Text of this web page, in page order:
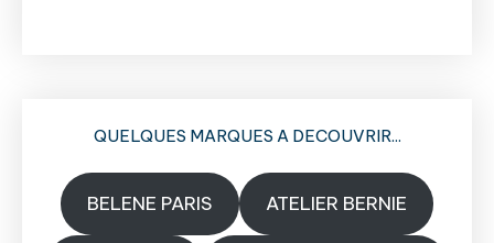
QUELQUES MARQUES A DECOUVRIR...
BELENE PARIS ATELIER BERNIE